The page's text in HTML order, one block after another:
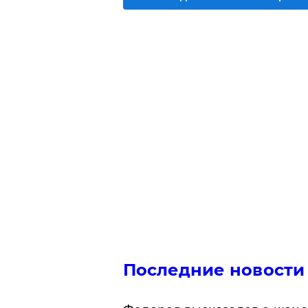
Последние новости